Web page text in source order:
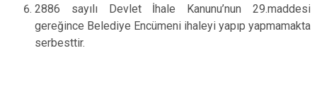
2886 sayılı Devlet İhale Kanunu’nun 29.maddesi
gereğince Belediye Encümeni ihaleyi yapıp yapmamakta
serbesttir.